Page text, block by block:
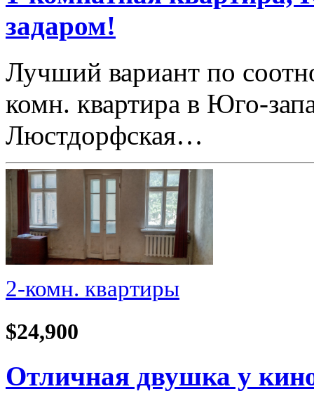
задаром!
Лучший вариант по
комн. квартира в Юго-
Люстдорфская…
2-комн. квартиры
$24,900
Отличная двушка у